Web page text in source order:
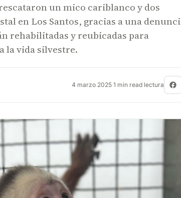
un mico cariblanco y dos
en Los Santos, gracias a una
rehabilitadas y reubicadas para
la vida silvestre.
4 marzo 2025·1 min read lectura